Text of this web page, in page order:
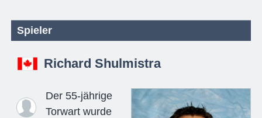
Spieler
Richard Shulmistra
Der 55-jährige
Torwart wurde